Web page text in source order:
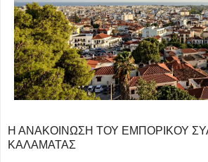
Η ΑΝΑΚΟΙΝΩΣΗ ΤΟΥ ΕΜΠΟΡΙΚΟΥ
ΚΑΛΑΜΑΤΑΣ